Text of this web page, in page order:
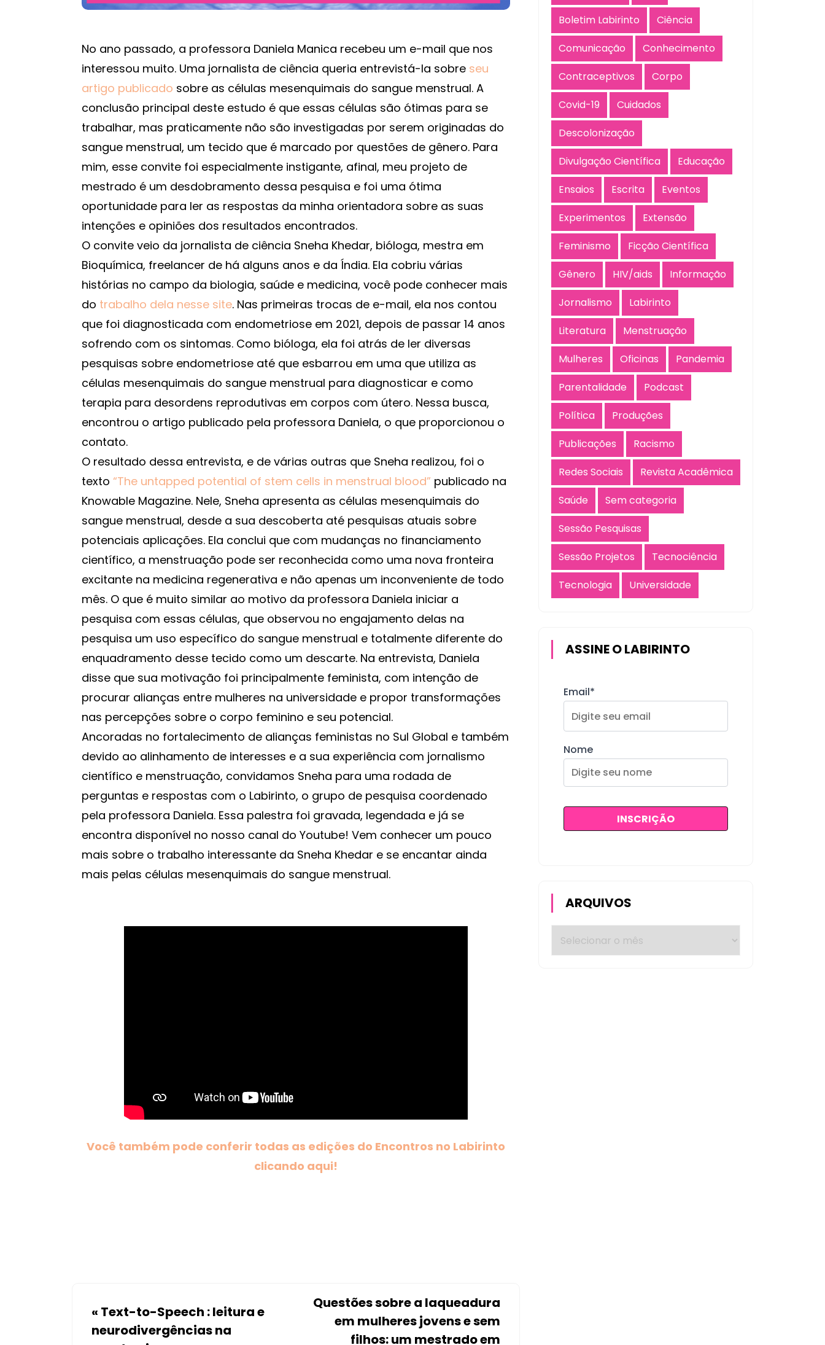
No ano passado, a professora Daniela Manica recebeu um e-mail que nos
interessou muito. Uma jornalista de ciência queria entrevistá-la sobre seu
artigo publicado sobre as células mesenquimais do sangue menstrual. A
conclusão principal deste estudo é que essas células são ótimas para se
trabalhar, mas praticamente não são investigadas por serem originadas do
sangue menstrual, um tecido que é marcado por questões de gênero. Para
mim, esse convite foi especialmente instigante, afinal, meu projeto de
mestrado é um desdobramento dessa pesquisa e foi uma ótima
oportunidade para ler as respostas da minha orientadora sobre as suas
intenções e opiniões dos resultados encontrados.
O convite veio da jornalista de ciência Sneha Khedar, bióloga, mestra em
Bioquímica, freelancer de há alguns anos e da Índia. Ela cobriu várias
histórias no campo da biologia, saúde e medicina, você pode conhecer mais
do trabalho dela nesse site. Nas primeiras trocas de e-mail, ela nos contou
que foi diagnosticada com endometriose em 2021, depois de passar 14 anos
sofrendo com os sintomas. Como bióloga, ela foi atrás de ler diversas
pesquisas sobre endometriose até que esbarrou em uma que utiliza as
células mesenquimais do sangue menstrual para diagnosticar e como
terapia para desordens reprodutivas em corpos com útero. Nessa busca,
encontrou o artigo publicado pela professora Daniela, o que proporcionou o
contato.
O resultado dessa entrevista, e de várias outras que Sneha realizou, foi o
texto “The untapped potential of stem cells in menstrual blood” publicado na
Knowable Magazine. Nele, Sneha apresenta as células mesenquimais do
sangue menstrual, desde a sua descoberta até pesquisas atuais sobre
potenciais aplicações. Ela conclui que com mudanças no financiamento
científico, a menstruação pode ser reconhecida como uma nova fronteira
excitante na medicina regenerativa e não apenas um inconveniente de todo
mês. O que é muito similar ao motivo da professora Daniela iniciar a
pesquisa com essas células, que observou no engajamento delas na
pesquisa um uso específico do sangue menstrual e totalmente diferente do
enquadramento desse tecido como um descarte. Na entrevista, Daniela
disse que sua motivação foi principalmente feminista, com intenção de
procurar alianças entre mulheres na universidade e propor transformações
nas percepções sobre o corpo feminino e seu potencial.
Ancoradas no fortalecimento de alianças feministas no Sul Global e também
devido ao alinhamento de interesses e a sua experiência com jornalismo
científico e menstruação, convidamos Sneha para uma rodada de
perguntas e respostas com o Labirinto, o grupo de pesquisa coordenado
pela professora Daniela. Essa palestra foi gravada, legendada e já se
encontra disponível no nosso canal do Youtube! Vem conhecer um pouco
mais sobre o trabalho interessante da Sneha Khedar e se encantar ainda
mais pelas células mesenquimais do sangue menstrual.
Você também pode conferir todas as edições do Encontros no Labirinto
clicando aqui!
« Text-to-Speech : leitura e
neurodivergências na
Questões sobre a laqueadura
em mulheres jovens e sem
filhos: um mestrado em
Boletim Labirinto
Ciência
Comunicação
Conhecimento
Contraceptivos
Corpo
Covid-19
Cuidados
Descolonização
Divulgação Científica
Educação
Ensaios
Escrita
Eventos
Experimentos
Extensão
Feminismo
Ficção Científica
Gênero
HIV/aids
Informação
Jornalismo
Labirinto
Literatura
Menstruação
Mulheres
Oficinas
Pandemia
Parentalidade
Podcast
Política
Produções
Publicações
Racismo
Redes Sociais
Revista Acadêmica
Saúde
Sem categoria
Sessão Pesquisas
Sessão Projetos
Tecnociência
Tecnologia
Universidade
ASSINE O LABIRINTO
Email*
Nome
ARQUIVOS